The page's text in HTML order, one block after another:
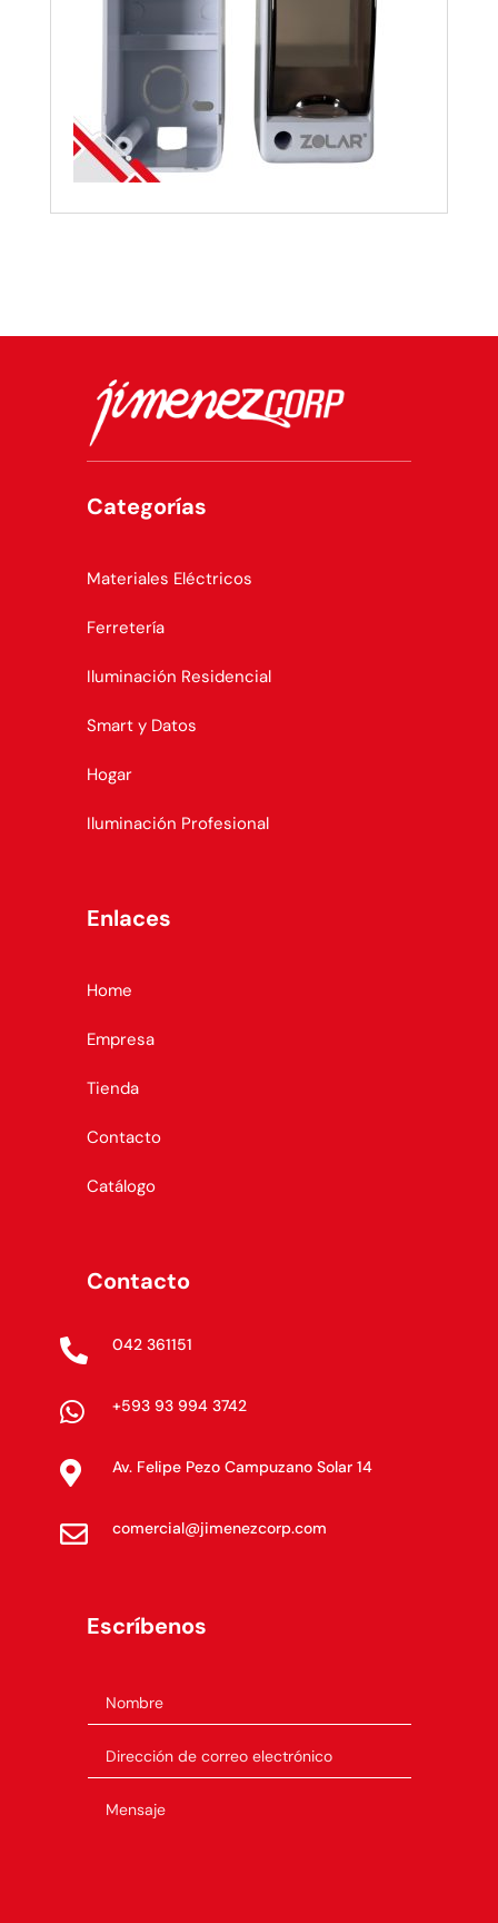
Categorías
Materiales Eléctricos
Ferretería
Iluminación Residencial
Smart y Datos
Hogar
Iluminación Profesional
Enlaces
Home
Empresa
Tienda
Contacto
Catálogo
Contacto
 042 361151
 +593 93 994 3742
 Av. Felipe Pezo Campuzano Solar 14
 comercial@jimenezcorp.com
Escríbenos